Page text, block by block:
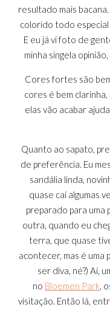
resultado mais
colorido todo especial
E eu já vi foto de
minha singela
Cores fortes são
cores é bem
elas vão acabar
Quanto ao sapato,
de preferência. Eu
sandália linda,
quase caí algumas
preparado para uma
outra, quando eu
terra, que quase
acontecer, mas é uma
ser diva, né?) Aí,
no Bloemen Park,
visitação. Então lá,